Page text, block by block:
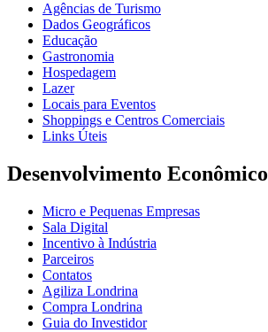
Agências de Turismo
Dados Geográficos
Educação
Gastronomia
Hospedagem
Lazer
Locais para Eventos
Shoppings e Centros Comerciais
Links Úteis
Desenvolvimento Econômico
Micro e Pequenas Empresas
Sala Digital
Incentivo à Indústria
Parceiros
Contatos
Agiliza Londrina
Compra Londrina
Guia do Investidor